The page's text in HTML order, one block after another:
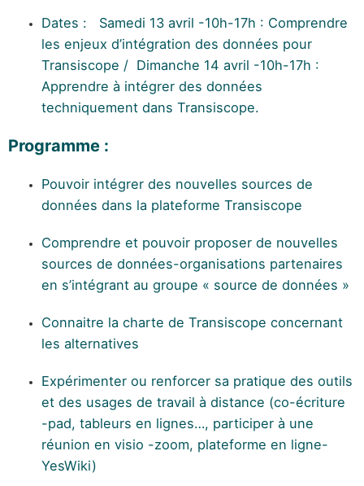
Dates : Samedi 13 avril -10h-17h : Comprendre
les enjeux d’intégration des données pour
Transiscope / Dimanche 14 avril -10h-17h :
Apprendre à intégrer des données
techniquement dans Transiscope.
Programme :
Pouvoir intégrer des nouvelles sources de
données dans la plateforme Transiscope
Comprendre et pouvoir proposer de nouvelles
sources de données-organisations partenaires
en s’intégrant au groupe « source de données »
Connaitre la charte de Transiscope concernant
les alternatives
Expérimenter ou renforcer sa pratique des outils
et des usages de travail à distance (co-écriture
-pad, tableurs en lignes…, participer à une
réunion en visio -zoom, plateforme en ligne-
YesWiki)